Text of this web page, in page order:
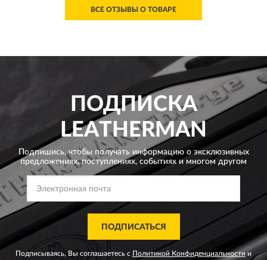
ВСЕ ОТЗЫВЫ О ТОВАРЕ
ПОДПИСКА
LEATHERMAN
Подпишись, чтобы получать информацию о эксклюзивных
предложениях,поступлениях, событиях и многом другом
ПОДПИСАТЬСЯ
Подписываясь, Вы соглашаетесь с Политикой Конфиденциальности и